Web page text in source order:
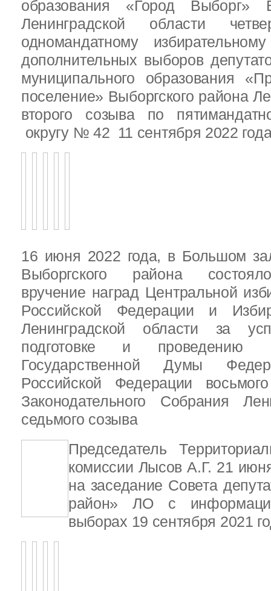
образования «Город Выборг»
Ленинградской области
одномандатному
дополнительных выборов
муниципального образования
поселение» Выборгского района
второго созыва по
округу № 42 11 сентября 2022
16 июня 2022 года, в Большом
Выборгского района
вручение наград Центральной
Российской Федерации и
Ленинградской области за
подготовке и проведению
Государственной Думы
Российской Федерации
Законодательного Собрания
седьмого созыва
Председатель
комиссии Лысов А.Г. 21
на заседание Совета
район» ЛО с
выборах 19 сентября 2021